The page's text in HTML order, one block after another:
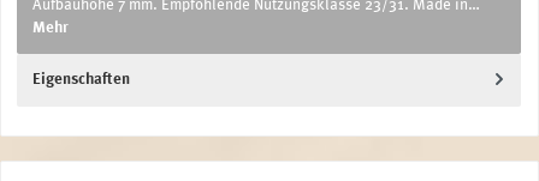
Aufbauhöhe 7 mm. Empfohlende Nutzungsklasse 23/31. Made in…
Mehr
Eigenschaften